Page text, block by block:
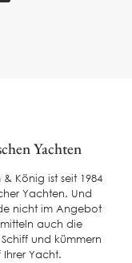
Yachten
König ist seit 1984
Yachten. Und
nicht im Angebot
auch die
und kümmern
Yacht.